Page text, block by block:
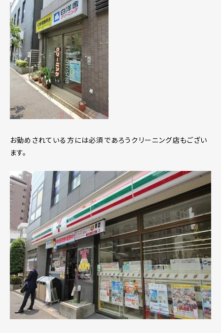
お勤めされている方には必須であろうクリーニング店もござい
ます。